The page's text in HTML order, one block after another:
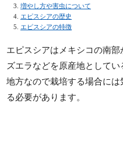
増やし方や害虫について
エピスシアの歴史
エピスシアの特徴
エピスシアはメキシコの南
ズエラなどを原産地として
地方なので栽培する場合に
る必要があります。